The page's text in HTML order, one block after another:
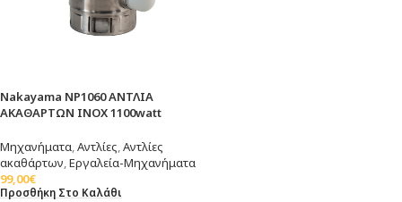
Nakayama NP1060 ΑΝΤΛΙΑ
ΑΚΑΘΑΡΤΩΝ INOX 1100watt
Μηχανήματα Αντλίες Αντλίες
ακαθάρτων Εργαλεία-Μηχανήματα
99,00€
Προσθήκη Στο Καλάθι